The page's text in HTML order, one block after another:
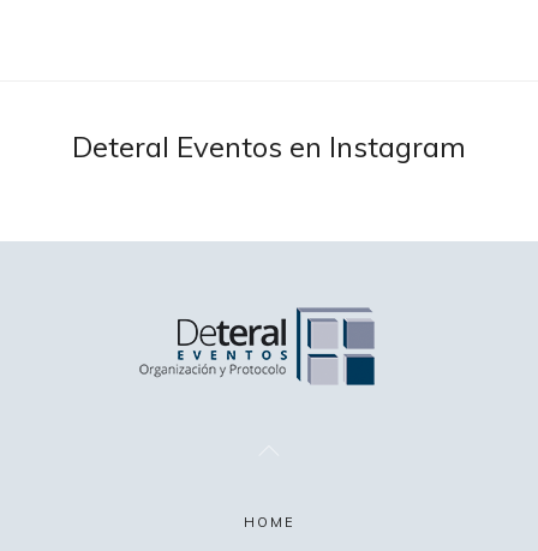
Deteral Eventos en Instagram
HOME